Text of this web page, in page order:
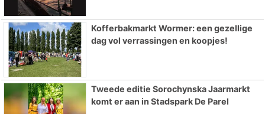
Kofferbakmarkt Wormer: een gezellige
dag vol verrassingen en koopjes!
Tweede editie Sorochynska Jaarmarkt
komt er aan in Stadspark De Parel